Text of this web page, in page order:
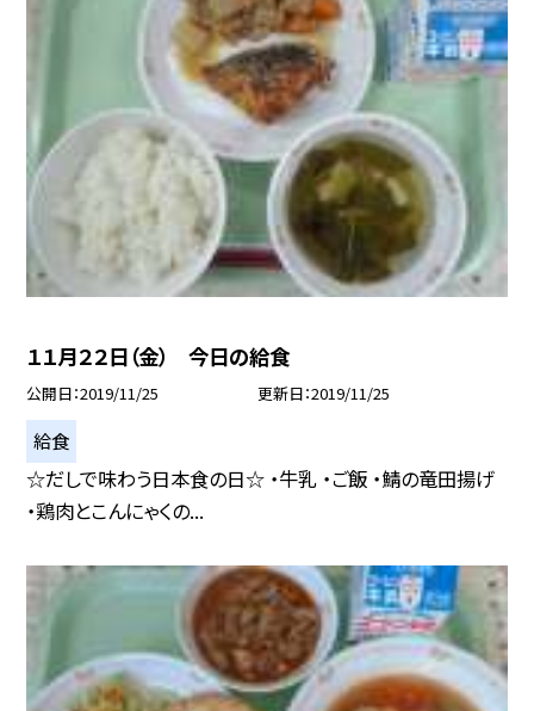
１１月２２日（金） 今日の給食
公開日 2019/11/25 更新日 2019/11/25
給食
☆だしで味わう日本食の日☆ ・牛乳 ・ご飯 ・鯖の竜田揚げ
・鶏肉とこんにゃくの...